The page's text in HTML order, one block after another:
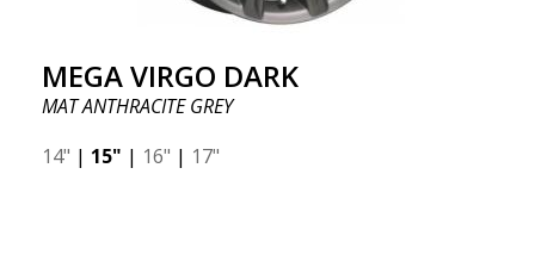
MEGA VIRGO DARK
MAT ANTHRACITE GREY
14" | 15" | 16" | 17"